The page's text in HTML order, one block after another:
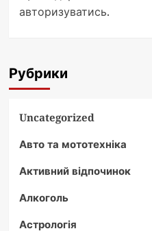
авторизуватись.
Рубрики
Uncategorized
Авто та мототехніка
Активний відпочинок
Алкоголь
Астрологія